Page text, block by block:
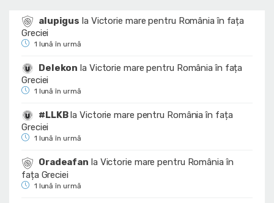
alupigus la Victorie mare pentru România în fața
Greciei
1 lună în urmă
Delekon la Victorie mare pentru România în fața
Greciei
1 lună în urmă
#LLKBlaVictorie mare pentru România în fața
Greciei
1 lună în urmă
Oradeafan la Victorie mare pentru România în
fața Greciei
1 lună în urmă